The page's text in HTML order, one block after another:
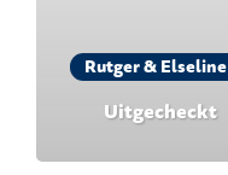
Rutger & Elseline
Uitgecheckt